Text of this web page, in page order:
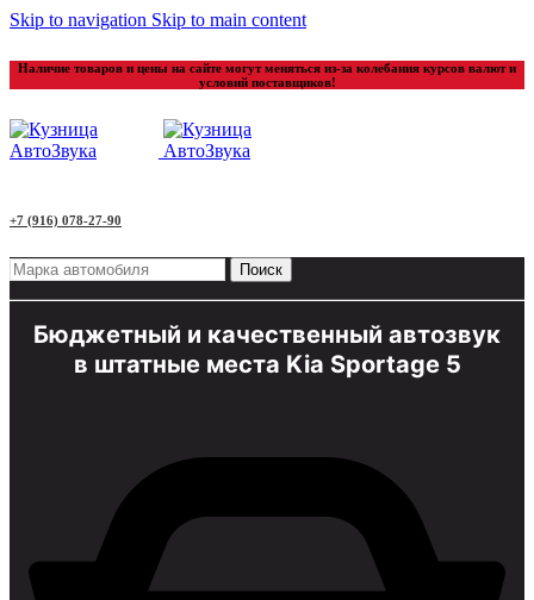
Skip to navigation Skip to main content
Наличие товаров и цены на сайте могут меняться из-за колебания курсов валют и
условий поставщиков!
+7 (916) 078-27-90
Поиск
Бюджетный и качественный автозвук
в штатные места Kia Sportage 5